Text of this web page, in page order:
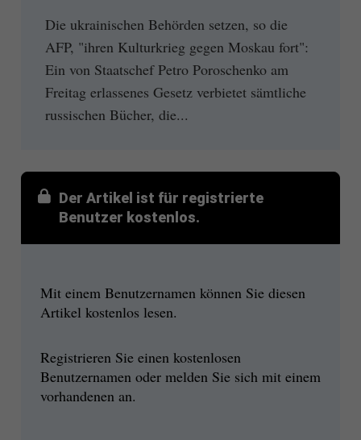
Die ukrainischen Behörden setzen, so die
AFP, "ihren Kulturkrieg gegen Moskau fort":
Ein von Staatschef Petro Poroschenko am
Freitag erlassenes Gesetz verbietet sämtliche
russischen Bücher, die...
Der Artikel ist für registrierte
Benutzer kostenlos.
Mit einem Benutzernamen können Sie diesen
Artikel kostenlos lesen.
Registrieren Sie einen kostenlosen
Benutzernamen oder melden Sie sich mit einem
vorhandenen an.